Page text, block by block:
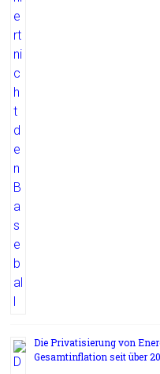
Die Privatisierung von
Gesamtinflation seit über